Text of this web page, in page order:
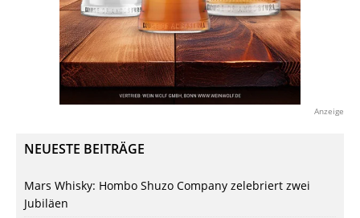
Anzeige
NEUESTE BEITRÄGE
Mars Whisky: Hombo Shuzo Company zelebriert zwei
Jubiläen